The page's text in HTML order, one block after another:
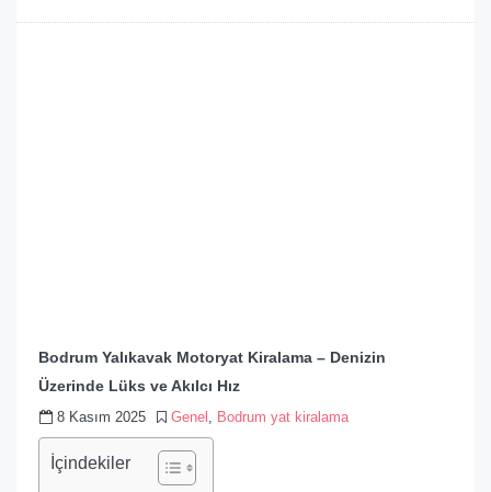
Bodrum Yalıkavak Motoryat Kiralama – Denizin
Üzerinde Lüks ve Akılcı Hız
8 Kasım 2025 Genel Bodrum yat kiralama
İçindekiler